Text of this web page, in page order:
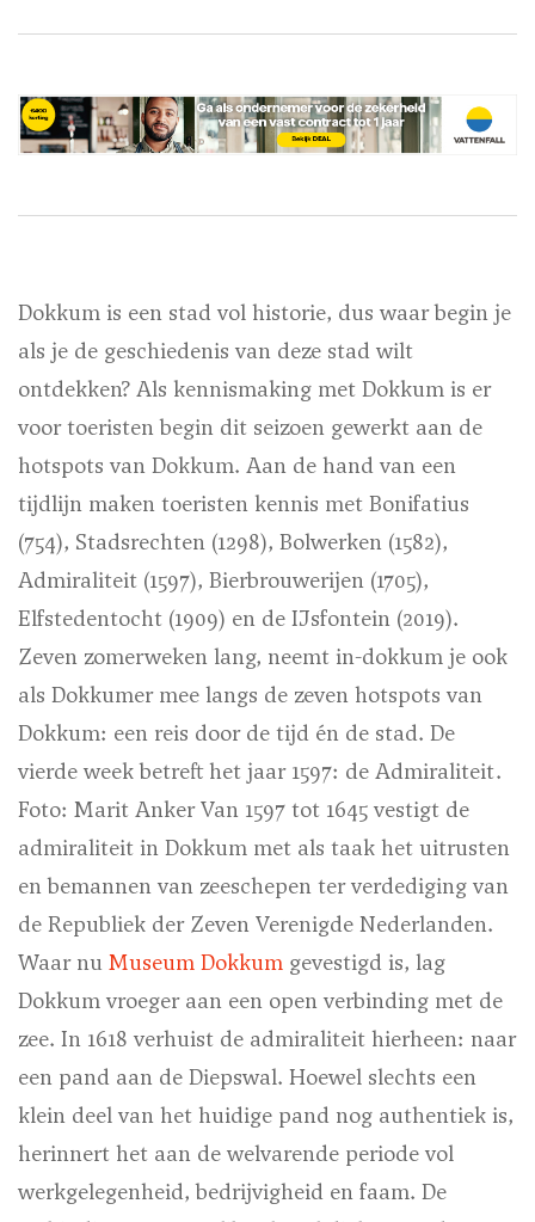
Dokkum is een stad vol historie, dus waar begin je
als je de geschiedenis van deze stad wilt
ontdekken? Als kennismaking met Dokkum is er
voor toeristen begin dit seizoen gewerkt aan de
hotspots van Dokkum. Aan de hand van een
tijdlijn maken toeristen kennis met Bonifatius
(754), Stadsrechten (1298), Bolwerken (1582),
Admiraliteit (1597), Bierbrouwerijen (1705),
Elfstedentocht (1909) en de IJsfontein (2019).
Zeven zomerweken lang, neemt in-dokkum je ook
als Dokkumer mee langs de zeven hotspots van
Dokkum: een reis door de tijd én de stad. De
vierde week betreft het jaar 1597: de Admiraliteit.
Foto: Marit AnkerVan 1597 tot 1645 vestigt de
admiraliteit in Dokkum met als taak het uitrusten
en bemannen van zeeschepen ter verdediging van
de Republiek der Zeven Verenigde Nederlanden.
Waar nu Museum Dokkum gevestigd is, lag
Dokkum vroeger aan een open verbinding met de
zee. In 1618 verhuist de admiraliteit hierheen: naar
een pand aan de Diepswal. Hoewel slechts een
klein deel van het huidige pand nog authentiek is,
herinnert het aan de welvarende periode vol
werkgelegenheid, bedrijvigheid en faam. De